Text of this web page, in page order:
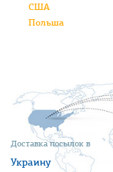
Доставка посылок в
Украину
США
Польша